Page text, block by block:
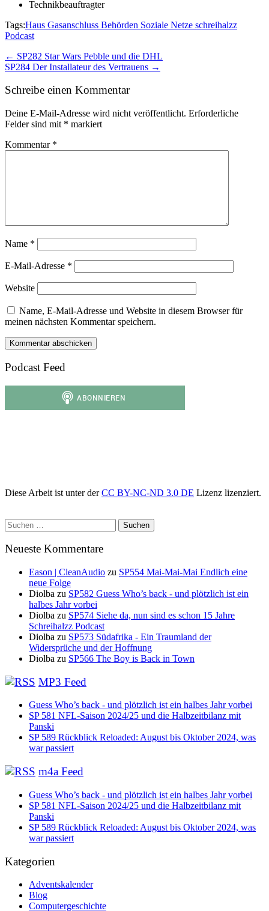
Technikbeauftragter
Tags:Haus Gasanschluss Behörden Soziale Netze schreihalzz
Podcast
Post
navigation
← SP282 Star Wars Pebble und die DHL
SP284 Der Installateur des Vertrauens →
Schreibe einen Kommentar
Deine E-Mail-Adresse wird nicht veröffentlicht. Erforderliche
Felder sind mit * markiert
Kommentar *
Name *
E-Mail-Adresse *
Website
Name, E-Mail-Adresse und Website in diesem Browser für
meinen nächsten Kommentar speichern.
Podcast Feed
Diese Arbeit ist unter derCC BY-NC-ND 3.0 DE Lizenz lizenziert.
Suchen
nach:
Neueste Kommentare
Eason | CleanAudio zu SP554 Mai-Mai-Mai Endlich eine
neue Folge
Diolba zu SP582 Guess Who’s back - und plötzlich ist ein
halbes Jahr vorbei
Diolba zu SP574 Siehe da, nun sind es schon 15 Jahre
Schreihalzz Podcast
Diolba zu SP573 Südafrika - Ein Traumland der
Widersprüche und der Hoffnung
Diolba zu SP566 The Boy is Back in Town
MP3 Feed
Guess Who’s back - und plötzlich ist ein halbes Jahr vorbei
SP 581 NFL-Saison 2024/25 und die Halbzeitbilanz mit
Panski
SP 589 Rückblick Reloaded: August bis Oktober 2024, was
war passiert
m4a Feed
Guess Who’s back - und plötzlich ist ein halbes Jahr vorbei
SP 581 NFL-Saison 2024/25 und die Halbzeitbilanz mit
Panski
SP 589 Rückblick Reloaded: August bis Oktober 2024, was
war passiert
Kategorien
Adventskalender
Blog
Computergeschichte